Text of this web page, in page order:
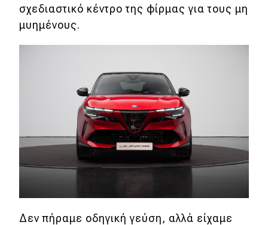
Παρουσιάσεις
Μεταχειρισμένο
Οδηγός αγοράς
Συμβουλές
Χρηστικά
σχεδιαστικό κέντρο της φίρμας για τους μη
μυημένους.
Δεν πήραμε οδηγική γεύση, αλλά είχαμε